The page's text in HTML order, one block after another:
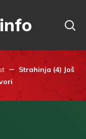
Strahinja (4) Još